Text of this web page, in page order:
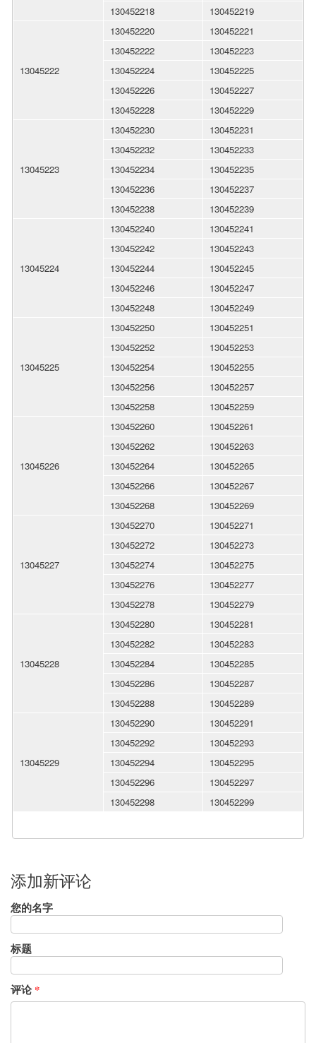
130452218 130452219
13045222
130452220
130452221
130452222
130452223
130452224
130452225
130452226
130452227
130452228
130452229
13045223
130452230
130452231
130452232
130452233
130452234
130452235
130452236
130452237
130452238
130452239
13045224
130452240
130452241
130452242
130452243
130452244
130452245
130452246
130452247
130452248
130452249
13045225
130452250
130452251
130452252
130452253
130452254
130452255
130452256
130452257
130452258
130452259
13045226
130452260
130452261
130452262
130452263
130452264
130452265
130452266
130452267
130452268
130452269
13045227
130452270
130452271
130452272
130452273
130452274
130452275
130452276
130452277
130452278
130452279
13045228
130452280
130452281
130452282
130452283
130452284
130452285
130452286
130452287
130452288
130452289
13045229
130452290
130452291
130452292
130452293
130452294
130452295
130452296
130452297
130452298
130452299
添加新评论
您的名字
标题
评论*